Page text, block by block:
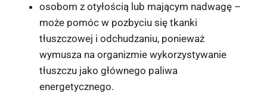
osobom z otyłością lub mającym nadwagę –
może pomóc w pozbyciu się tkanki
tłuszczowej i odchudzaniu, ponieważ
wymusza na organizmie wykorzystywanie
tłuszczu jako głównego paliwa
energetycznego.